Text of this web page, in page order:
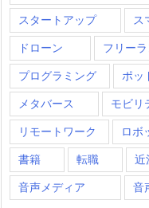
スタートアップ ス
ドローン フリー
プログラミング ポッ
メタバース モビリ
リモートワーク ロボ
書籍 転職 近
音声メディア 音